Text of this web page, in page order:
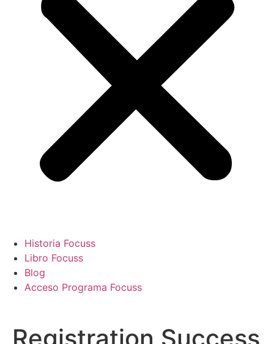
Historia Focuss
Libro Focuss
Blog
Acceso Programa Focuss
Registration Success